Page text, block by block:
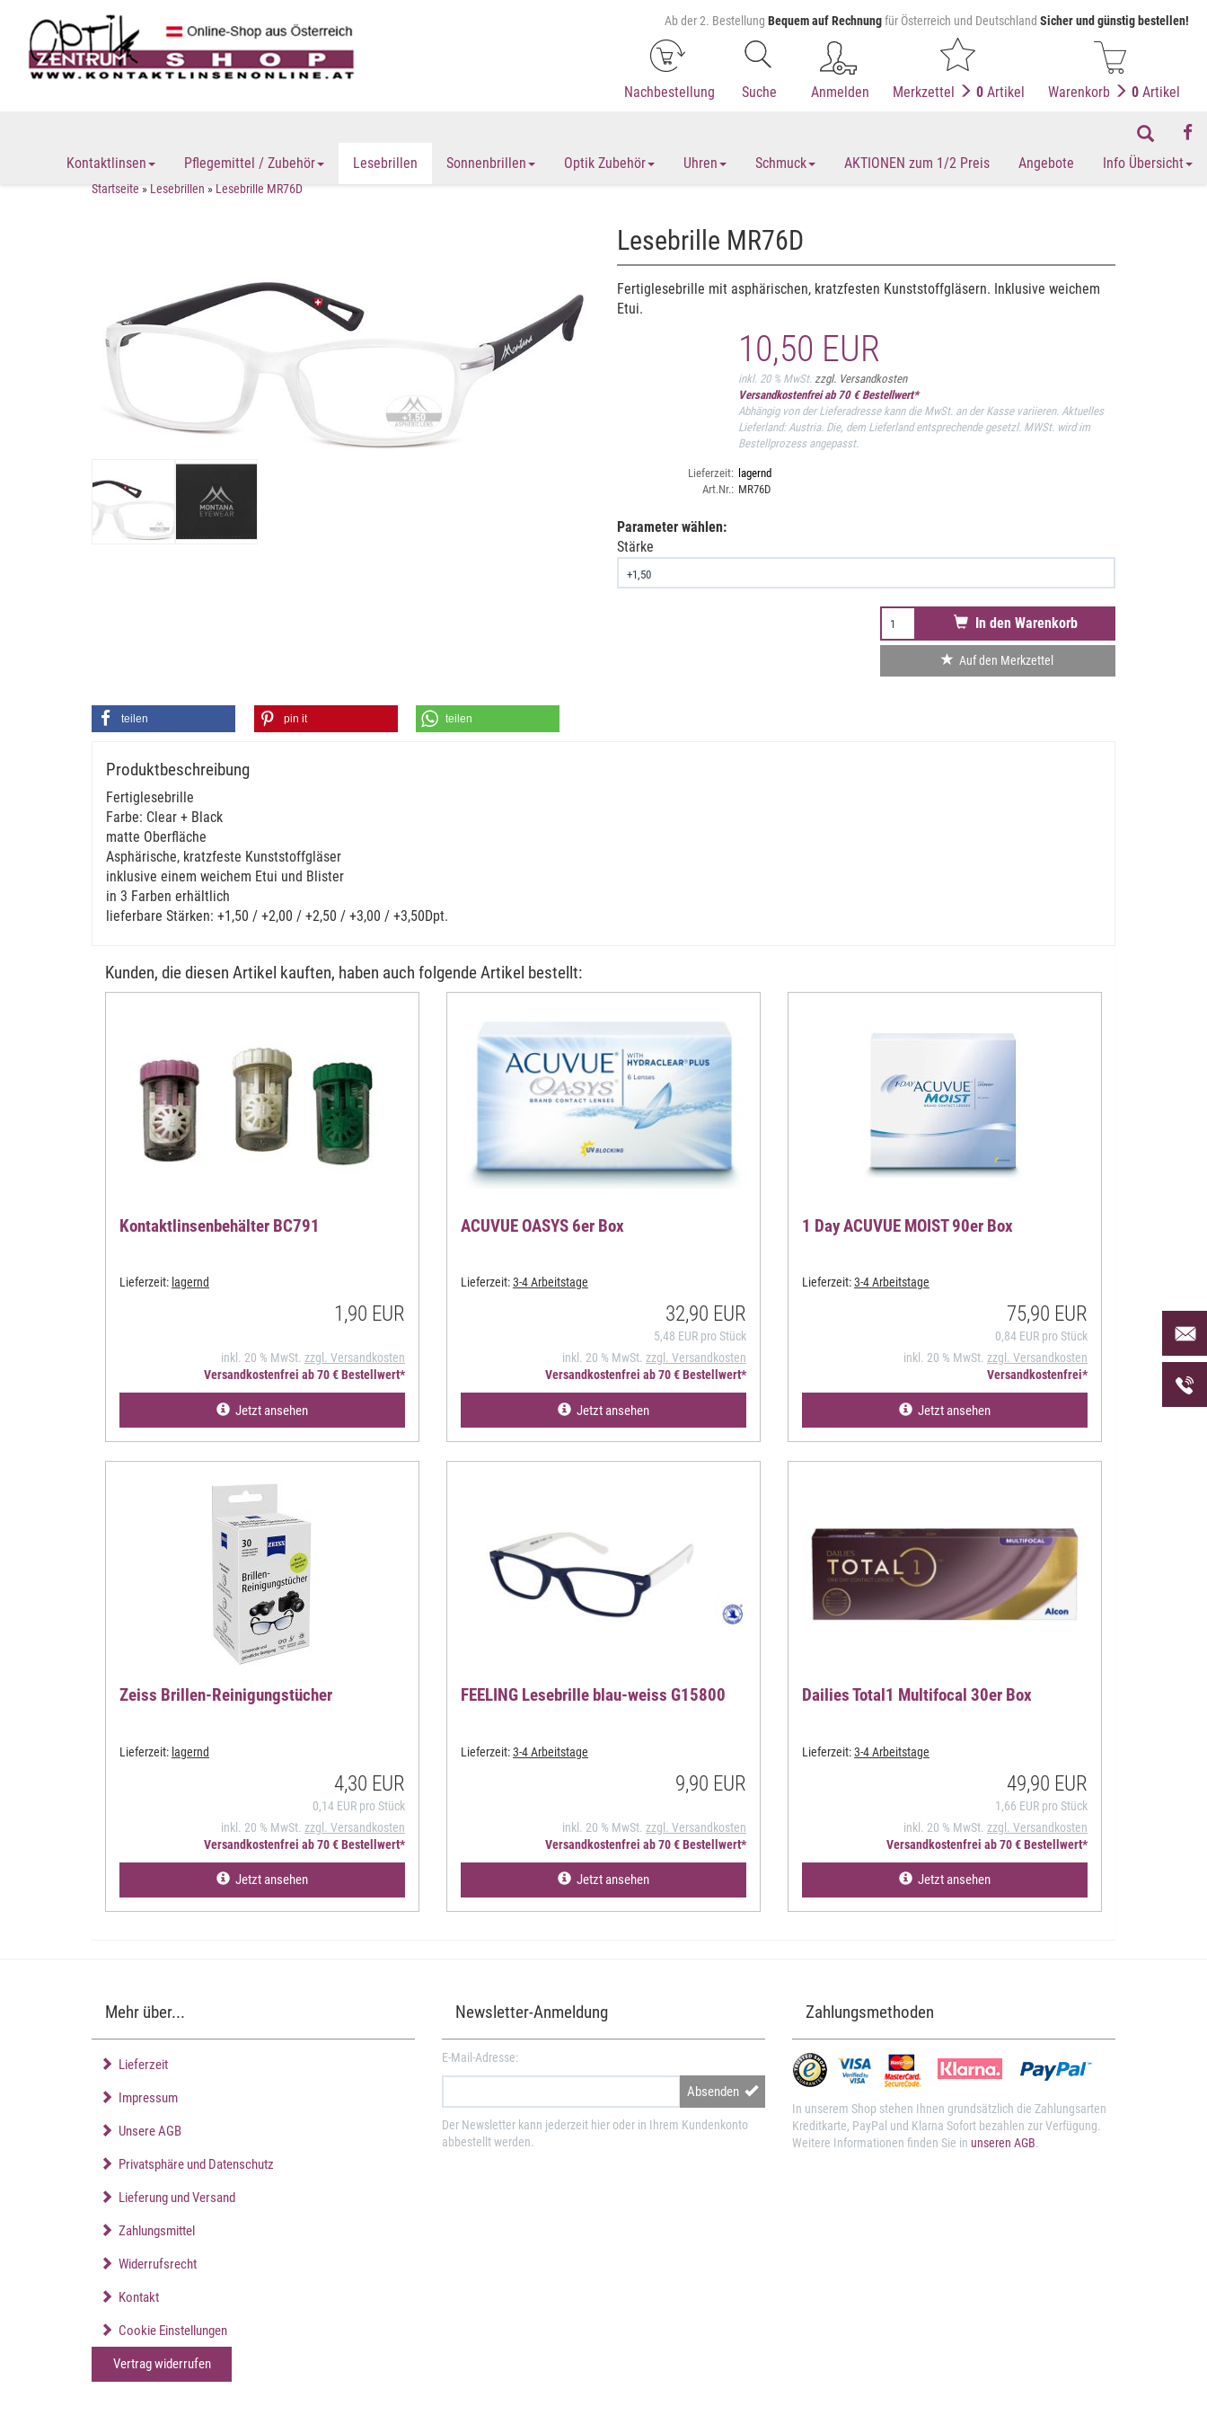
Ab der 2. Bestellung Bequem auf Rechnungfür Österreich und Deutschland Sicher und günstig bestellen!
Nachbestellung Suche Anmelden Merkzettel 0 Artikel Warenkorb 0 Artikel
Kontaktlinsen Pflegemittel / Zubehör Lesebrillen Sonnenbrillen Optik Zubehör Uhren Schmuck AKTIONEN zum 1/2 Preis Angebote Info Übersicht
Startseite»Lesebrillen»Lesebrille MR76D
Lesebrille MR76D
Fertiglesebrille mit asphärischen, kratzfesten Kunststoffgläsern. Inklusive weichem
Etui.
10,50 EUR
inkl. 20 % MwSt. zzgl. Versandkosten
Versandkostenfrei ab 70 € Bestellwert*
Abhängig von der Lieferadresse kann die MwSt. an der Kasse variieren. Aktuelles
Lieferland: Austria. Die, dem Lieferland entsprechende gesetzl. MWSt. wird im
Bestellprozess angepasst.
Lieferzeit: lagernd
Art.Nr.: MR76D
Parameter wählen:
Stärke
In den Warenkorb
Auf den Merkzettel
teilen pin it teilen
Produktbeschreibung
Fertiglesebrille
Farbe: Clear + Black
matte Oberfläche
Asphärische, kratzfeste Kunststoffgläser
inklusive einem weichem Etui und Blister
in 3 Farben erhältlich
lieferbare Stärken: +1,50 / +2,00 / +2,50 / +3,00 / +3,50Dpt.
Kunden, die diesen Artikel kauften, haben auch folgende Artikel bestellt:
Kontaktlinsenbehälter BC791
Lieferzeit: lagernd
1,90 EUR
inkl. 20 % MwSt. zzgl. Versandkosten
Versandkostenfrei ab 70 € Bestellwert*
Jetzt ansehen
ACUVUE OASYS 6er Box
Lieferzeit:3-4 Arbeitstage
32,90 EUR
5,48 EUR pro Stück
inkl. 20 % MwSt. zzgl. Versandkosten
Versandkostenfrei ab 70 € Bestellwert*
Jetzt ansehen
1 Day ACUVUE MOIST 90er Box
Lieferzeit:3-4 Arbeitstage
75,90 EUR
0,84 EUR pro Stück
inkl. 20 % MwSt. zzgl. Versandkosten
Versandkostenfrei*
Jetzt ansehen
Zeiss Brillen-Reinigungstücher
Lieferzeit: lagernd
4,30 EUR
0,14 EUR pro Stück
inkl. 20 % MwSt. zzgl. Versandkosten
Versandkostenfrei ab 70 € Bestellwert*
Jetzt ansehen
FEELING Lesebrille blau-weiss G15800
Lieferzeit:3-4 Arbeitstage
9,90 EUR
inkl. 20 % MwSt. zzgl. Versandkosten
Versandkostenfrei ab 70 € Bestellwert*
Jetzt ansehen
Dailies Total1 Multifocal 30er Box
Lieferzeit:3-4 Arbeitstage
49,90 EUR
1,66 EUR pro Stück
inkl. 20 % MwSt. zzgl. Versandkosten
Versandkostenfrei ab 70 € Bestellwert*
Jetzt ansehen
Per
uns
uns
Mehr über...
Lieferzeit
Impressum
Unsere AGB
Privatsphäre und Datenschutz
Lieferung und Versand
Zahlungsmittel
Widerrufsrecht
Kontakt
Cookie Einstellungen
Vertrag widerrufen
Newsletter-Anmeldung
E-Mail-Adresse:
Absenden
Der Newsletter kann jederzeit hier oder in Ihrem Kundenkonto
abbestellt werden.
Zahlungsmethoden
In unserem Shop stehen Ihnen grundsätzlich die Zahlungsarten
Kreditkarte, PayPal und Klarna Sofort bezahlen zur Verfügung.
Weitere Informationen finden Sie in unseren AGB.